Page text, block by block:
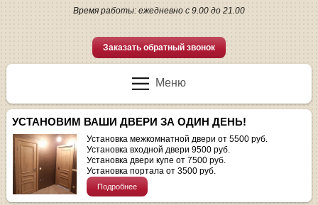
Время работы: ежедневно с 9.00 до 21.00
Заказать обратный звонок
Меню
УСТАНОВИМ ВАШИ ДВЕРИ ЗА ОДИН ДЕНЬ!
Установка межкомнатной двери от 5500 руб.
Установка входной двери 9500 руб.
Установка двери купе от 7500 руб.
Установка портала от 3500 руб.
Подробнее